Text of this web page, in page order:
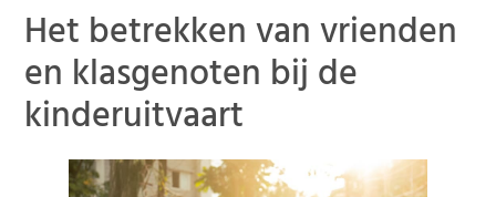
Het betrekken van vrienden
en klasgenoten bij de
kinderuitvaart